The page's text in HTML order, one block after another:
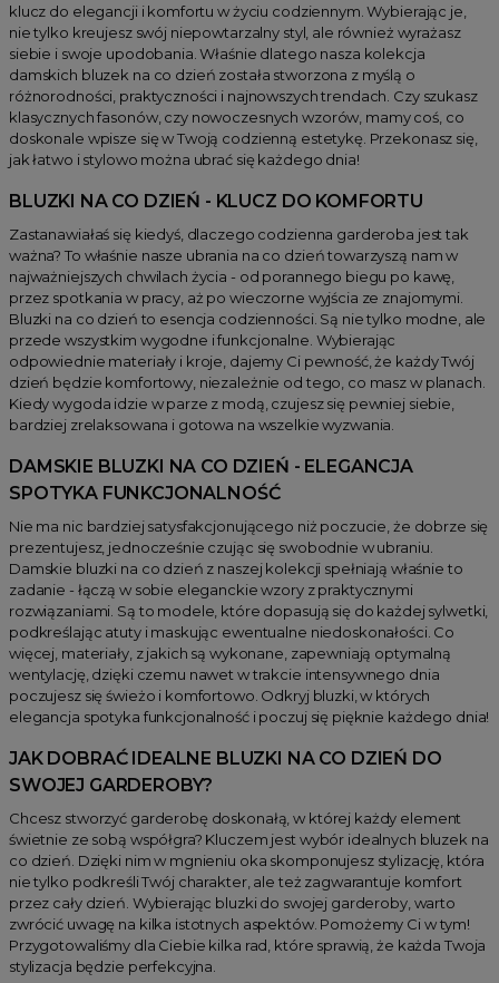
klucz do elegancji i komfortu w życiu codziennym. Wybierając je,
nie tylko kreujesz swój niepowtarzalny styl, ale również wyrażasz
siebie i swoje upodobania. Właśnie dlatego nasza kolekcja
damskich bluzek na co dzień została stworzona z myślą o
różnorodności, praktyczności i najnowszych trendach. Czy szukasz
klasycznych fasonów, czy nowoczesnych wzorów, mamy coś, co
doskonale wpisze się w Twoją codzienną estetykę. Przekonasz się,
jak łatwo i stylowo można ubrać się każdego dnia!
BLUZKI NA CO DZIEŃ - KLUCZ DO KOMFORTU
Zastanawiałaś się kiedyś, dlaczego codzienna garderoba jest tak
ważna? To właśnie nasze ubrania na co dzień towarzyszą nam w
najważniejszych chwilach życia - od porannego biegu po kawę,
przez spotkania w pracy, aż po wieczorne wyjścia ze znajomymi.
Bluzki na co dzień to esencja codzienności. Są nie tylko modne, ale
przede wszystkim wygodne i funkcjonalne. Wybierając
odpowiednie materiały i kroje, dajemy Ci pewność, że każdy Twój
dzień będzie komfortowy, niezależnie od tego, co masz w planach.
Kiedy wygoda idzie w parze z modą, czujesz się pewniej siebie,
bardziej zrelaksowana i gotowa na wszelkie wyzwania.
DAMSKIE BLUZKI NA CO DZIEŃ - ELEGANCJA
SPOTYKA FUNKCJONALNOŚĆ
Nie ma nic bardziej satysfakcjonującego niż poczucie, że dobrze się
prezentujesz, jednocześnie czując się swobodnie w ubraniu.
Damskie bluzki na co dzień z naszej kolekcji spełniają właśnie to
zadanie - łączą w sobie eleganckie wzory z praktycznymi
rozwiązaniami. Są to modele, które dopasują się do każdej sylwetki,
podkreślając atuty i maskując ewentualne niedoskonałości. Co
więcej, materiały, z jakich są wykonane, zapewniają optymalną
wentylację, dzięki czemu nawet w trakcie intensywnego dnia
poczujesz się świeżo i komfortowo. Odkryj bluzki, w których
elegancja spotyka funkcjonalność i poczuj się pięknie każdego dnia!
JAK DOBRAĆ IDEALNE BLUZKI NA CO DZIEŃ DO
SWOJEJ GARDEROBY?
Chcesz stworzyć garderobę doskonałą, w której każdy element
świetnie ze sobą współgra? Kluczem jest wybór idealnych bluzek na
co dzień. Dzięki nim w mgnieniu oka skomponujesz stylizację, która
nie tylko podkreśli Twój charakter, ale też zagwarantuje komfort
przez cały dzień. Wybierając bluzki do swojej garderoby, warto
zwrócić uwagę na kilka istotnych aspektów. Pomożemy Ci w tym!
Przygotowaliśmy dla Ciebie kilka rad, które sprawią, że każda Twoja
stylizacja będzie perfekcyjna.